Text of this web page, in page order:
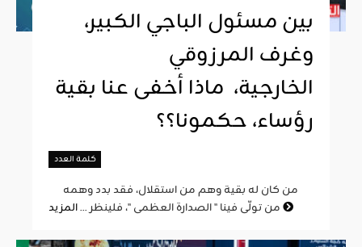
بين مسئول الباجي الكبير،
وغرف المرزوقي
الخارجية، ماذا أخفى عنا بقية
رؤساء، حكمونا؟؟
كلمة العدد
من تولّى فينا " الصدارة العظمى "، فلينظر ...